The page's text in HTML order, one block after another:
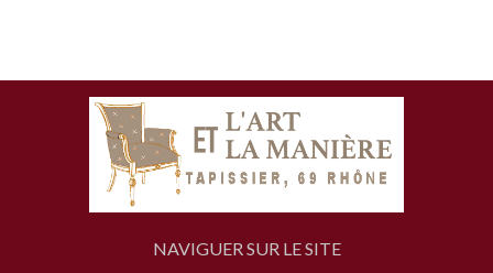
NAVIGUER SUR LE SITE